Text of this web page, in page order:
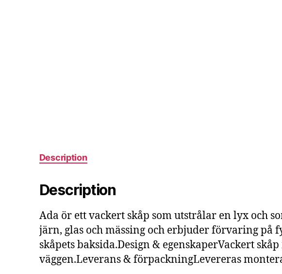
Description
Description
Ada ör ett vackert skåp som utstrålar en lyx och
järn, glas och mässing och erbjuder förvaring på
skåpets baksida.Design & egenskaperVackert
väggen.Leverans & förpackningLevereras